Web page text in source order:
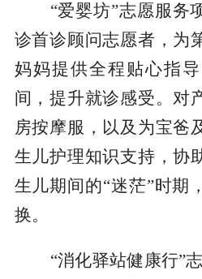
“爱婴坊”志愿服务
诊首诊顾问志愿者，为
妈妈提供全程贴心指
间，提升就诊感受。对
房按摩服，以及为宝爸
生儿护理知识支持，协
生儿期间的“迷茫”时期
换。
“消化驿站健康行”志